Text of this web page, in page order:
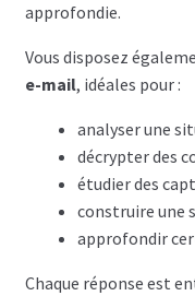
approfondie.
Vous disposez
e-mail, idéales pour :
analyser une
décrypter des
étudier des
construire une
approfondir
Chaque réponse est